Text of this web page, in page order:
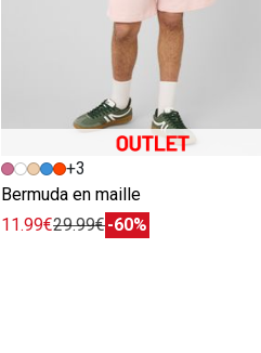
+3
Bermuda en maille
11.99€29.99€-60%